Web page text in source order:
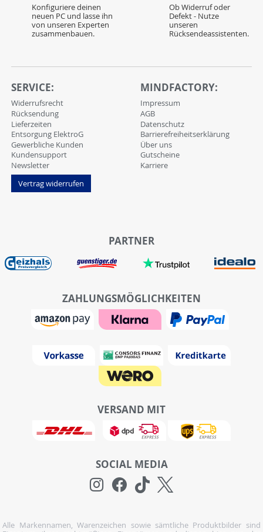
Konfiguriere deinen
neuen PC und lasse ihn
von unseren Experten
zusammenbauen.
Ob Widerruf oder
Defekt - Nutze
unseren
Rücksendeassistenten.
SERVICE:
Widerrufsrecht
Rücksendung
Lieferzeiten
Entsorgung ElektroG
Gewerbliche Kunden
Kundensupport
Newsletter
Vertrag widerrufen
MINDFACTORY:
Impressum
AGB
Datenschutz
Barrierefreiheitserklärung
Über uns
Gutscheine
Karriere
PARTNER
ZAHLUNGSMÖGLICHKEITEN
VERSAND MIT
SOCIAL MEDIA
Alle Markennamen, Warenzeichen sowie sämtliche Produktbilder sind